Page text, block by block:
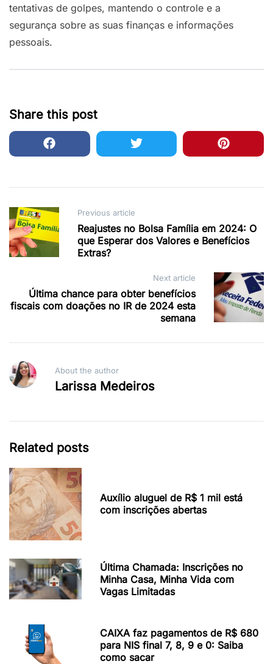
tentativas de golpes, mantendo o controle e a
segurança sobre as suas finanças e informações
pessoais.
Share this post
Post
navigation
Previous article
Reajustes no Bolsa Família em 2024: O
que Esperar dos Valores e Benefícios
Extras?
Next article
Última chance para obter benefícios
fiscais com doações no IR de 2024 esta
semana
About the author
Larissa Medeiros
Related posts
Auxílio aluguel de R$ 1 mil está
com inscrições abertas
Última Chamada: Inscrições no
Minha Casa, Minha Vida com
Vagas Limitadas
CAIXA faz pagamentos de R$ 680
para NIS final 7, 8, 9 e 0: Saiba
como sacar